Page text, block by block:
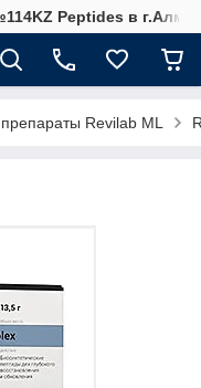
Peptides в
Revilab ML